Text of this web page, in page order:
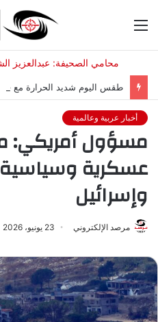
طقس اليوم شديد الحرارة مع فرصة
أخبار عربية وعالمية
مسؤول أمريكي:
عسكرية وسياسية
وإسرائيل
مرصد الإلكتروني 23 يونيو، 2026